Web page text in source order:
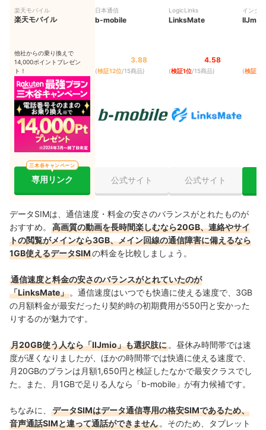
楽天モバイル
楽天モバイル
他社からの乗り換えで
14,000ポイントプレゼン
ト！
専用リンク
三木谷キャンペーン
日本通信
b-mobile
3.88
(検証12位/15商品)
公式サイト
LogicLinks
LinksMate
4.58
(検証1位/15商品)
公式サイト
インタ
ィブ
IIJmio
(検証2位
データSIMは、通信速度・料金の安さのバランスがとれたものが
おすすめ。
高画質の動画を長時間楽しむなら20GB、連絡やサイ
トの閲覧がメインなら3GB、メイン回線の通信障害に備えるなら
1GB使えるデータSIMの料金を比較しましょう。
通信速度と料金の安さのバランスがとれていたのが
「LinksMate」 。通信速度はいつでも快適に使える速度で、3GB
の月額料金が最安だったり契約時の初期費用が550円と安かった
りするのが魅力です。
月20GB使う人なら「IIJmio」も選択肢に 。昼休み時間帯では速
度が遅くなりましたが、ほかの時間帯では快適に使える速度で、
月20GBのプランは月額1,650円と検証したなかで最安クラスでし
た。また、月1GBで足りる人なら「b-mobile」が有力候補です。
ちなみに、
データSIMはデータ通信専用の格安SIMであるため、
音声通話SIMと違って通話ができません 。そのため、タブレット